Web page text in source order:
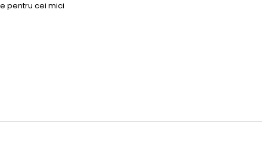
pentru cei mici